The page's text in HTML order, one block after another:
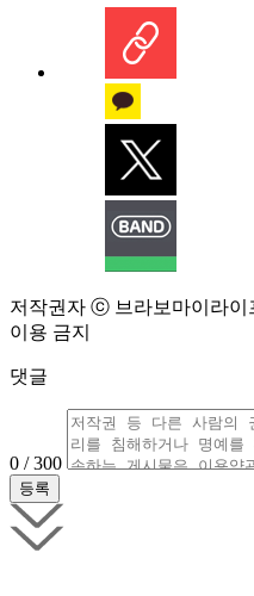
저작권자 ⓒ 브라보마이라이
이용 금지
댓글
0 / 300